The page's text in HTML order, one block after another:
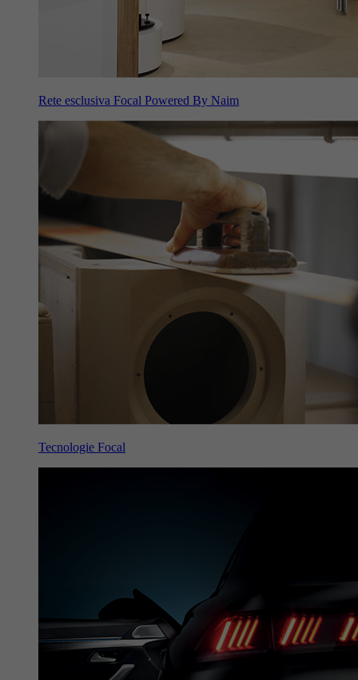
Rete esclusiva Focal Powered By Naim
Tecnologie Focal